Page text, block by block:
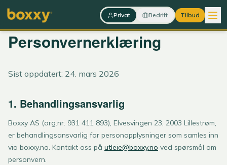
Hopp til innhold
Privat Bedrift Tilbud
Personvernerklæring
Sist oppdatert: 24. mars 2026
1. Behandlingsansvarlig
Boxxy AS (org.nr. 931 411 893), Elvesvingen 23, 2003 Lillestrøm,
er behandlingsansvarlig for personopplysninger som samles inn
via boxxy.no. Kontakt oss på utleie@boxxy.no ved spørsmål om
personvern.